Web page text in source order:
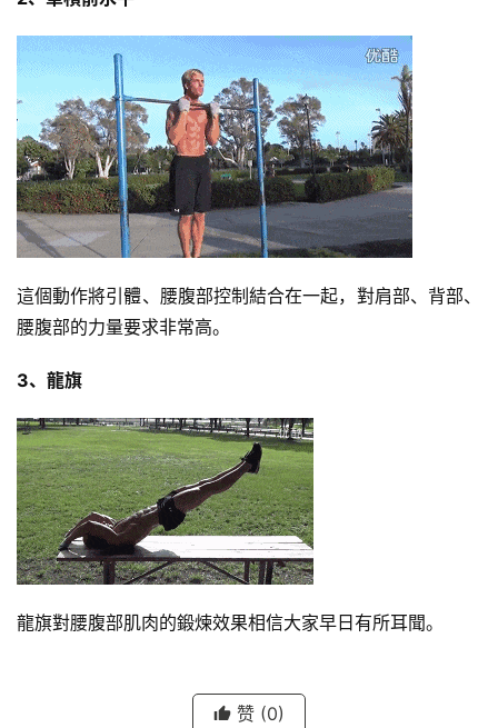
這個動作將引體、腰腹部控制結合在一起，對肩部、背部、
腰腹部的力量要求非常高。
3、龍旗
龍旗對腰腹部肌肉的鍛煉效果相信大家早日有所耳聞。
赞 (0)